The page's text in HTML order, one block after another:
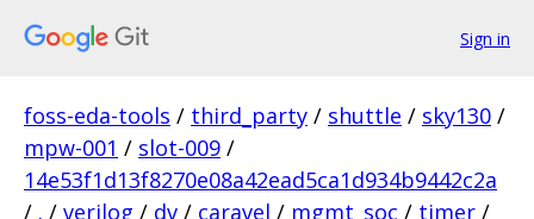
Sign in
foss-eda-tools / third_party / shuttle / sky130 /
mpw-001 / slot-009 /
14e53f1d13f8270e08a42ead5ca1d934b9442c2a
/ . / verilog / dv / caravel / mgmt_soc / timer /